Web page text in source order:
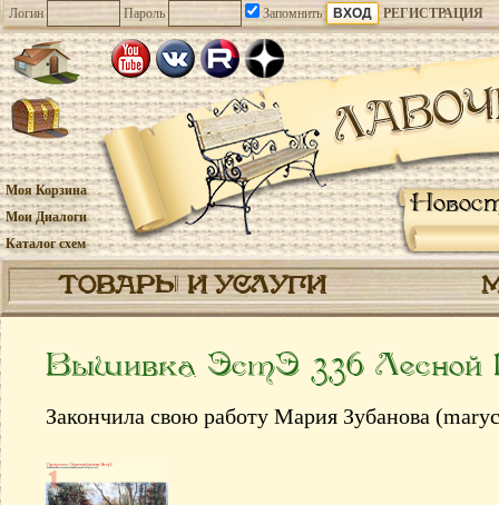
Логин Пароль Запомнить РЕГИСТРАЦИЯ
Моя Корзина
Мои Диалоги
Каталог схем
ТОВАРЫ И УСЛУГИ
Вышивка ЭстЭ 336 Лесной
Закончила свою работу Мария Зубанова